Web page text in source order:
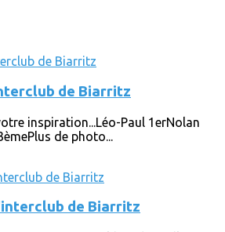
de Biarritz
inspiration...Léo-Paul 1erNolan
de photo...
de Biarritz